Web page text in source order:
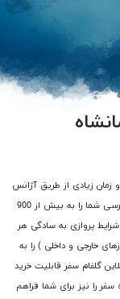
زمان زیادی از طریق آژانس
های هواپیمایی میسر بود، اما شرکت گلفام سفر امکان دسترسی شما را به بیش از 900
و شرایط پروازی به سادگی هر
خارجی و داخلی ) را به
گلفام سفر قابلیت خرید
را نیز برای شما فراهم